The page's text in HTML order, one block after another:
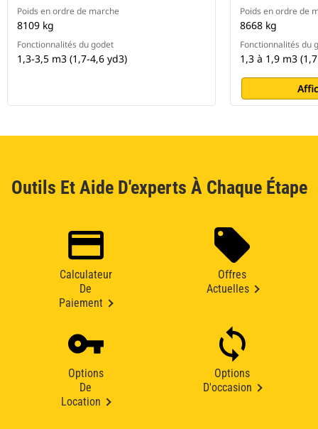
Poids en ordre de marche
8109 kg
Fonctionnalités du godet
1,3-3,5 m3 (1,7-4,6 yd3)
Poids en ordre de
8668 kg
Fonctionnalités du
1,3 à 1,9 m3
Outils Et Aide D'experts À Chaque Étape
Calculateur
De
Paiement
Offres
Actuelles
Options
De
Location
Options
D'occasion